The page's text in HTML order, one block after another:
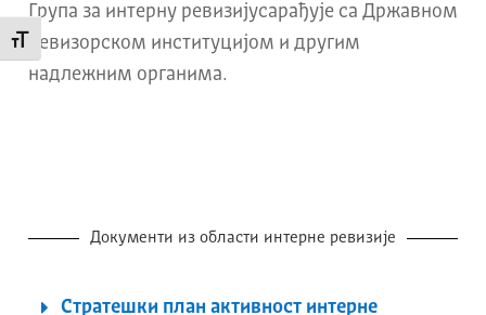
Промени величину слова
Група за интерну ревизијусарађује са Државном
ревизорском институцијом и другим
надлежним органима.
Документи из области интерне ревизије
Стратешки план активност интерне